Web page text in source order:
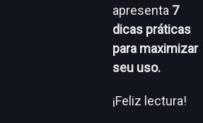
apresenta 7
dicas práticas
para maximizar
seu uso.
¡Feliz lectura!